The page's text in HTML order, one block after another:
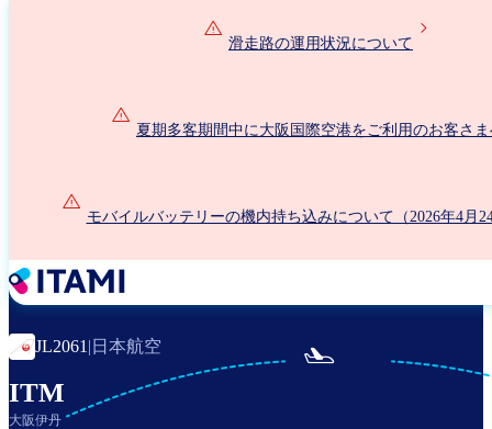
滑走路の運用状況について
夏期多客期間中に大阪国際空港をご利用のお客さ
モバイルバッテリーの機内持ち込みについて（2026年4月
JL2061 | 日本航空
ITM
大阪伊丹
